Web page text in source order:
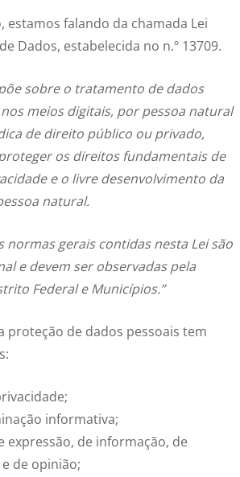
estamos falando da chamada Lei
Dados, estabelecida no n.º 13709.
sobre o tratamento de dados
meios digitais, por pessoa natural
de direito público ou privado,
os direitos fundamentais de
e o livre desenvolvimento da
natural.
normas gerais contidas nesta Lei são
e devem ser observadas pela
Federal e Municípios.”
proteção de dados pessoais tem
informativa;
expressão, de informação, de
de opinião;